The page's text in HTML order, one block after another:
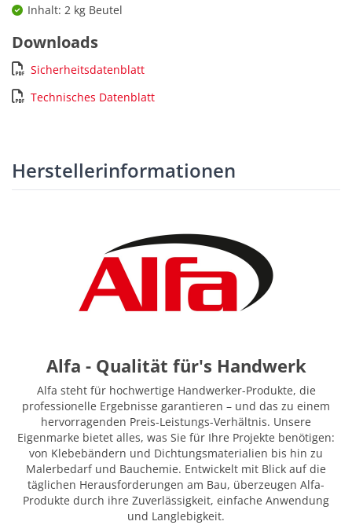
Inhalt: 2 kg Beutel
Downloads
Sicherheitsdatenblatt
Technisches Datenblatt
Herstellerinformationen
Alfa - Qualität für's Handwerk
Alfa steht für hochwertige Handwerker-Produkte, die
professionelle Ergebnisse garantieren – und das zu einem
hervorragenden Preis-Leistungs-Verhältnis. Unsere
Eigenmarke bietet alles, was Sie für Ihre Projekte benötigen:
von Klebebändern und Dichtungsmaterialien bis hin zu
Malerbedarf und Bauchemie. Entwickelt mit Blick auf die
täglichen Herausforderungen am Bau, überzeugen Alfa-
Produkte durch ihre Zuverlässigkeit, einfache Anwendung
und Langlebigkeit.